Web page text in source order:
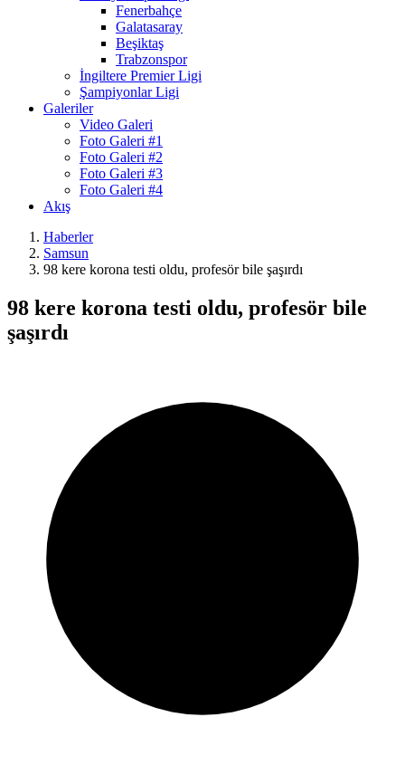
Fenerbahçe
Galatasaray
Beşiktaş
Trabzonspor
İngiltere Premier Ligi
Şampiyonlar Ligi
Galeriler
Video Galeri
Foto Galeri #1
Foto Galeri #2
Foto Galeri #3
Foto Galeri #4
Akış
Haberler
Samsun
98 kere korona testi oldu, profesör bile şaşırdı
98 kere korona testi oldu, profesör bile
şaşırdı